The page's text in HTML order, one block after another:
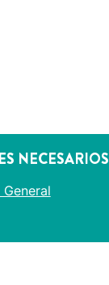
NECESARIOS